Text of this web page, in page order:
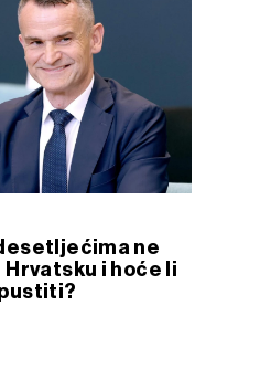
ne
Hrvatsku i hoće li